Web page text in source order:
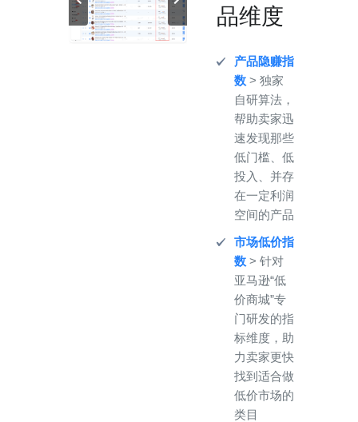
品维度
产品隐赚指
数> 独家
自研算法，
帮助卖家迅
速发现那些
低门槛、低
投入、并存
在一定利润
空间的产品
市场低价指
数> 针对
亚马逊“低
价商城”专
门研发的指
标维度，助
力卖家更快
找到适合做
低价市场的
类目